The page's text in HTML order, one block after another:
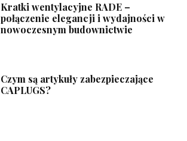
Kratki wentylacyjne RADE –
połączenie elegancji i wydajności w
nowoczesnym budownictwie
Czym są artykuły zabezpieczające
CAPLUGS?